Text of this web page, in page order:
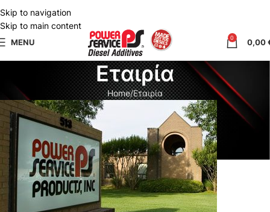
Skip to navigation
Skip to main content
MENU 0 0,00
Εταιρία
Home Εταιρία